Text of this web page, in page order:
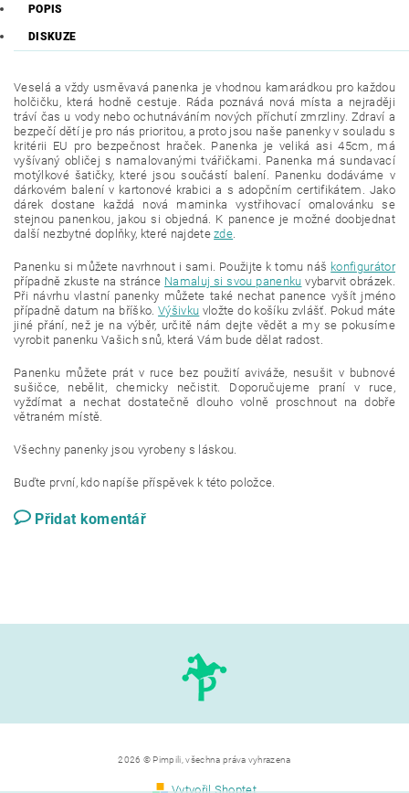
POPIS
DISKUZE
Veselá a vždy usměvavá panenka je vhodnou kamarádkou pro každou
holčičku, která hodně cestuje. Ráda poznává nová místa a nejraději
tráví čas u vody nebo ochutnáváním nových příchutí zmrzliny. Zdraví a
bezpečí dětí je pro nás prioritou, a proto jsou naše panenky v souladu s
kritérii EU pro bezpečnost hraček. Panenka je veliká asi 45cm, má
vyšívaný obličej s namalovanými tvářičkami. Panenka má sundavací
motýlkové šatičky, které jsou součástí balení. Panenku dodáváme v
dárkovém balení v kartonové krabici a s adopčním certifikátem. Jako
dárek dostane každá nová maminka vystřihovací omalovánku se
stejnou panenkou, jakou si objedná. K panence je možné doobjednat
další nezbytné doplňky, které najdetezde.
Panenku si můžete navrhnout i sami. Použijte k tomu náš konfigurátor
případně zkuste na stránce Namaluj si svou panenku vybarvit obrázek.
Při návrhu vlastní panenky můžete také nechat panence vyšít jméno
případně datum na bříško.Výšivku vložte do košíku zvlášť. Pokud máte
jiné přání, než je na výběr, určitě nám dejte vědět a my se pokusíme
vyrobit panenku Vašich snů, která Vám bude dělat radost.
Panenku můžete prát v ruce bez použití aviváže, nesušit v bubnové
sušičce, nebělit, chemicky nečistit. Doporučujeme praní v ruce,
vyždímat a nechat dostatečně dlouho volně proschnout na dobře
větraném místě.
Všechny panenky jsou vyrobeny s láskou.
Buďte první, kdo napíše příspěvek k této položce.
Přidat komentář
2026 © Pimpili, všechna práva vyhrazena
Vytvořil Shoptet